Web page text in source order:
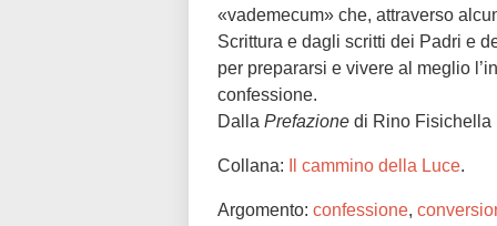
«vademecum» che, attraverso
Scrittura e dagli scritti dei Padri e
per prepararsi e vivere al meglio
confessione.
Dalla Prefazione di Rino Fisichella
Collana: Il cammino della Luce.
Argomento: confessione,